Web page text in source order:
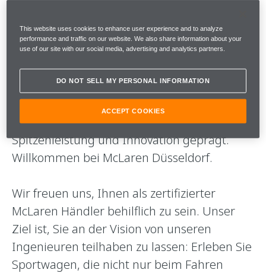
WILLKOMMEN BEI
McLAREN
DUSSELDORF
Bei McLaren wird alles, was wir tun, von
unserem unentwegten Einsatz für
Spitzenleistung und Innovation geprägt.
Willkommen bei McLaren Düsseldorf.
Wir freuen uns, Ihnen als zertifizierter
McLaren Händler behilflich zu sein. Unser
Ziel ist, Sie an der Vision von unseren
Ingenieuren teilhaben zu lassen: Erleben Sie
Sportwagen, die nicht nur beim Fahren
This website uses cookies to enhance user experience and to analyze
performance and traffic on our website. We also share information about your
use of our site with our social media, advertising and analytics partners.
DO NOT SELL MY PERSONAL INFORMATION
ACCEPT COOKIES